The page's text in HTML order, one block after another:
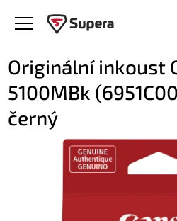
Originální inkoust
5100MBk
černý